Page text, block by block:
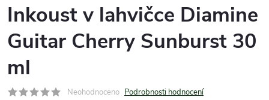
Inkoust v lahvičce Diamine
Guitar Cherry Sunburst 30
ml
Neohodnoceno Podrobnosti hodnocení